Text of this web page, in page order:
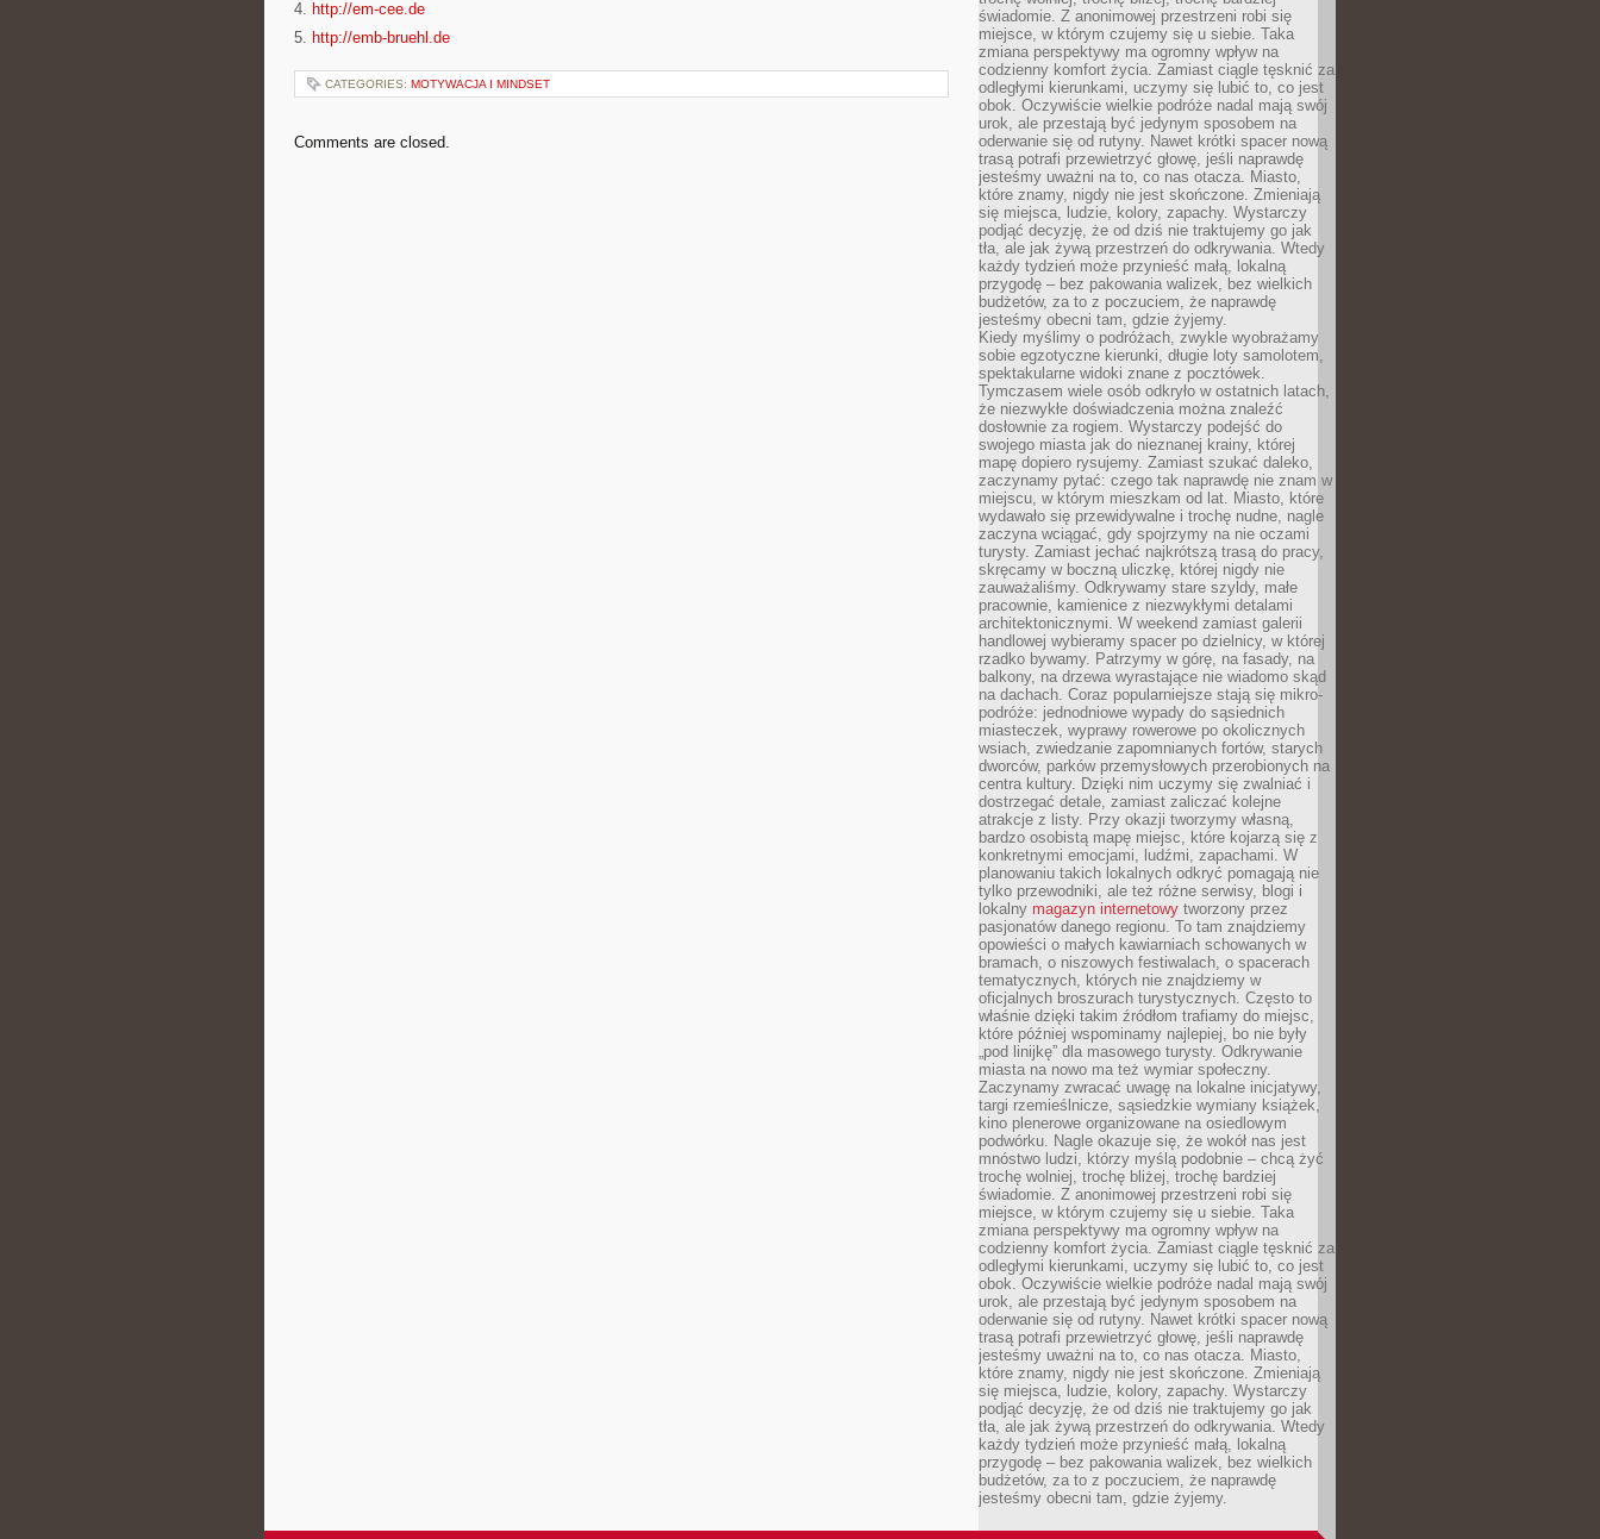
4. http://em-cee.de
5. http://emb-bruehl.de
CATEGORIES: MOTYWACJA I MINDSET
Comments are closed.
świadomie. Z anonimowej przestrzeni robi się
miejsce, w którym czujemy się u siebie. Taka
zmiana perspektywy ma ogromny wpływ na
codzienny komfort życia. Zamiast ciągle tęsknić za
odległymi kierunkami, uczymy się lubić to, co jest
obok. Oczywiście wielkie podróże nadal mają swój
urok, ale przestają być jedynym sposobem na
oderwanie się od rutyny. Nawet krótki spacer nową
trasą potrafi przewietrzyć głowę, jeśli naprawdę
jesteśmy uważni na to, co nas otacza. Miasto,
które znamy, nigdy nie jest skończone. Zmieniają
się miejsca, ludzie, kolory, zapachy. Wystarczy
podjąć decyzję, że od dziś nie traktujemy go jak
tła, ale jak żywą przestrzeń do odkrywania. Wtedy
każdy tydzień może przynieść małą, lokalną
przygodę – bez pakowania walizek, bez wielkich
budżetów, za to z poczuciem, że naprawdę
jesteśmy obecni tam, gdzie żyjemy.
Kiedy myślimy o podróżach, zwykle wyobrażamy
sobie egzotyczne kierunki, długie loty samolotem,
spektakularne widoki znane z pocztówek.
Tymczasem wiele osób odkryło w ostatnich latach,
że niezwykłe doświadczenia można znaleźć
dosłownie za rogiem. Wystarczy podejść do
swojego miasta jak do nieznanej krainy, której
mapę dopiero rysujemy. Zamiast szukać daleko,
zaczynamy pytać: czego tak naprawdę nie znam w
miejscu, w którym mieszkam od lat. Miasto, które
wydawało się przewidywalne i trochę nudne, nagle
zaczyna wciągać, gdy spojrzymy na nie oczami
turysty. Zamiast jechać najkrótszą trasą do pracy,
skręcamy w boczną uliczkę, której nigdy nie
zauważaliśmy. Odkrywamy stare szyldy, małe
pracownie, kamienice z niezwykłymi detalami
architektonicznymi. W weekend zamiast galerii
handlowej wybieramy spacer po dzielnicy, w której
rzadko bywamy. Patrzymy w górę, na fasady, na
balkony, na drzewa wyrastające nie wiadomo skąd
na dachach. Coraz popularniejsze stają się mikro-
podróże: jednodniowe wypady do sąsiednich
miasteczek, wyprawy rowerowe po okolicznych
wsiach, zwiedzanie zapomnianych fortów, starych
dworców, parków przemysłowych przerobionych na
centra kultury. Dzięki nim uczymy się zwalniać i
dostrzegać detale, zamiast zaliczać kolejne
atrakcje z listy. Przy okazji tworzymy własną,
bardzo osobistą mapę miejsc, które kojarzą się z
konkretnymi emocjami, ludźmi, zapachami. W
planowaniu takich lokalnych odkryć pomagają nie
tylko przewodniki, ale też różne serwisy, blogi i
lokalny magazyn internetowy tworzony przez
pasjonatów danego regionu. To tam znajdziemy
opowieści o małych kawiarniach schowanych w
bramach, o niszowych festiwalach, o spacerach
tematycznych, których nie znajdziemy w
oficjalnych broszurach turystycznych. Często to
właśnie dzięki takim źródłom trafiamy do miejsc,
które później wspominamy najlepiej, bo nie były
„pod linijkę” dla masowego turysty. Odkrywanie
miasta na nowo ma też wymiar społeczny.
Zaczynamy zwracać uwagę na lokalne inicjatywy,
targi rzemieślnicze, sąsiedzkie wymiany książek,
kino plenerowe organizowane na osiedlowym
podwórku. Nagle okazuje się, że wokół nas jest
mnóstwo ludzi, którzy myślą podobnie – chcą żyć
trochę wolniej, trochę bliżej, trochę bardziej
świadomie. Z anonimowej przestrzeni robi się
miejsce, w którym czujemy się u siebie. Taka
zmiana perspektywy ma ogromny wpływ na
codzienny komfort życia. Zamiast ciągle tęsknić za
odległymi kierunkami, uczymy się lubić to, co jest
obok. Oczywiście wielkie podróże nadal mają swój
urok, ale przestają być jedynym sposobem na
oderwanie się od rutyny. Nawet krótki spacer nową
trasą potrafi przewietrzyć głowę, jeśli naprawdę
jesteśmy uważni na to, co nas otacza. Miasto,
które znamy, nigdy nie jest skończone. Zmieniają
się miejsca, ludzie, kolory, zapachy. Wystarczy
podjąć decyzję, że od dziś nie traktujemy go jak
tła, ale jak żywą przestrzeń do odkrywania. Wtedy
każdy tydzień może przynieść małą, lokalną
przygodę – bez pakowania walizek, bez wielkich
budżetów, za to z poczuciem, że naprawdę
jesteśmy obecni tam, gdzie żyjemy.